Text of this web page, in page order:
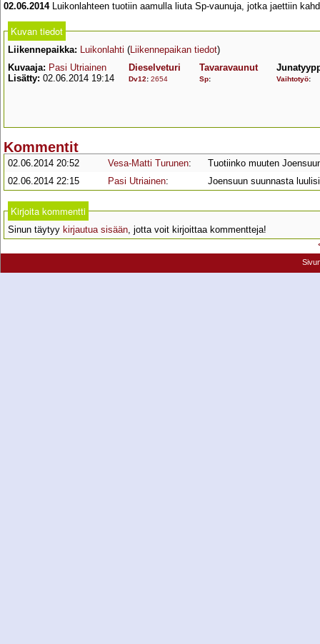
02.06.2014Luikonlahteen tuotiin aamulla liuta Sp-vaunuja, jotka jaettiin
Kuvan tiedot
Liikennepaikka: Luikonlahti (Liikennepaikan tiedot)
Kuvaaja: Pasi Utriainen
Lisätty: 02.06.2014 19:14
Dieselveturi
Dv12: 2654
Tavaravaunut
Sp: Vaihtotyö:
Kommentit
02.06.2014 20:52 Vesa-Matti Turunen:
Tuotiinko muuten
02.06.2014 22:15
Pasi Utriainen: Joensuun suunnasta
Kirjoita kommentti
Sinun täytyy kirjautua sisään, jotta voit kirjoittaa kommentteja!